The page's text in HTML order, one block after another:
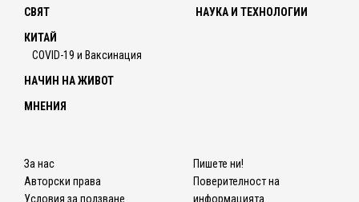
СВЯТ
КИТАЙ
COVID-19 и Ваксинация
НАУКА И ТЕХНОЛОГИИ
НАЧИН НА ЖИВОТ
МНЕНИЯ
За нас
Авторски права
Условия за ползване
Пишете ни!
Поверителност на
информацията